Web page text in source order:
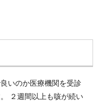
いのか医療機関を受診
２週間以上も咳が続い